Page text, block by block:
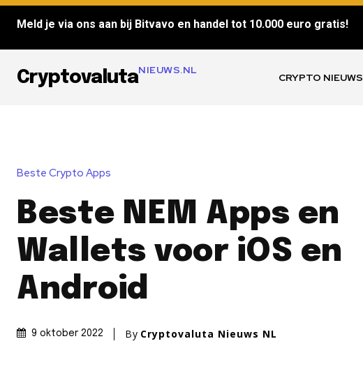
Meld je via ons aan bij Bitvavo en handel tot 10.000 euro gratis!
CryptovalutaNIEUWS.NL
CRYPTO NIEUWS
Beste Crypto Apps
Beste NEM Apps en
Wallets voor iOS en
Android
9 oktober 2022 By Cryptovaluta Nieuws NL